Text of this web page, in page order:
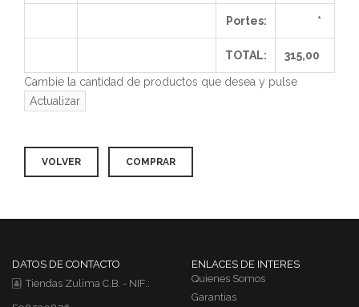
Portes: *
TOTAL: 315,00
Cambie la cantidad de productos que desea y pulse
VOLVER COMPRAR
DATOS DE CONTACTO
Tiendas Zulima C.B. - NIF.:
ENLACES DE INTERES
Quienes Somos
Garantias